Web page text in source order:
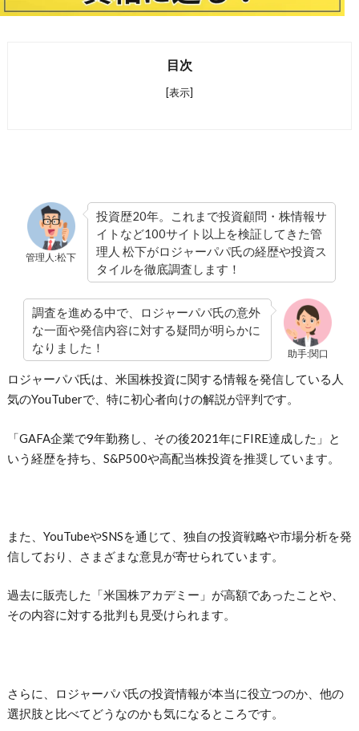
目次
[表示]
管理人:松下
投資歴20年。これまで投資顧問・株情報サ
イトなど100サイト以上を検証してきた管
理人 松下がロジャーパパ氏の経歴や投資ス
タイルを徹底調査します！
助手:関口
調査を進める中で、ロジャーパパ氏の意外
な一面や発信内容に対する疑問が明らかに
なりました！
ロジャーパパ氏は、米国株投資に関する情報を発信している人
気のYouTuberで、特に初心者向けの解説が評判です。
「GAFA企業で9年勤務し、その後2021年にFIRE達成した」と
いう経歴を持ち、S&P500や高配当株投資を推奨しています。
また、YouTubeやSNSを通じて、独自の投資戦略や市場分析を発
信しており、さまざまな意見が寄せられています。
過去に販売した「米国株アカデミー」が高額であったことや、
その内容に対する批判も見受けられます。
さらに、ロジャーパパ氏の投資情報が本当に役立つのか、他の
選択肢と比べてどうなのかも気になるところです。